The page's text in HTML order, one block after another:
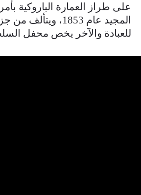
على طراز العمارة الباروكية
المجيد عام 1853،
للعبادة والآخر يخص محفل